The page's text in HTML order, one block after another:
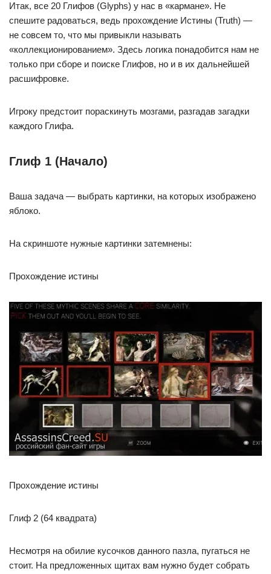
Итак, все 20 Глифов (Glyphs) у нас в «кармане». Не
спешите радоваться, ведь прохождение Истины (Truth) —
не совсем то, что мы привыкли называть
«коллекционированием». Здесь логика понадобится нам не
только при сборе и поиске Глифов, но и в их дальнейшей
расшифровке.
Игроку предстоит пораскинуть мозгами, разгадав загадки
каждого Глифа.
Глиф 1 (Начало)
Ваша задача — выбрать картинки, на которых изображено
яблоко.
На скриншоте нужные картинки затемнены:
Прохождение истины
Прохождение истины
Глиф 2 (64 квадрата)
Несмотря на обилие кусочков данного пазла, пугаться не
стоит. На предложенных щитах вам нужно будет собрать